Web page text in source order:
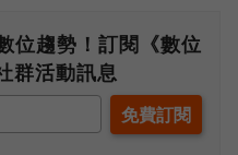
位趨勢！訂閱《數位
群活動訊息